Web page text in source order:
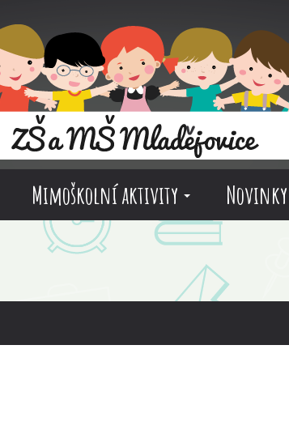
Mimoškolní aktivity Novinky